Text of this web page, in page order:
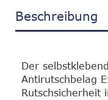
Beschreibung
Der
Antirutschbelag